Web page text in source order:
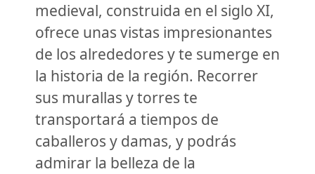
medieval, construida en el siglo XI,
ofrece unas vistas impresionantes
de los alrededores y te sumerge en
la historia de la región. Recorrer
sus murallas y torres te
transportará a tiempos de
caballeros y damas, y podrás
admirar la belleza de la